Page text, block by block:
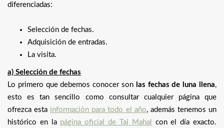
diferenciadas:
Selección de fechas.
Adquisición de entradas.
La visita.
a) Selección de fechas
Lo primero que debemos conocer son las fechas de luna llena,
esto es tan sencillo como consultar cualquier página que
ofrezca esta información para todo el año, además tenemos un
histórico en la página oficial de Taj Mahal
con el día exacto.